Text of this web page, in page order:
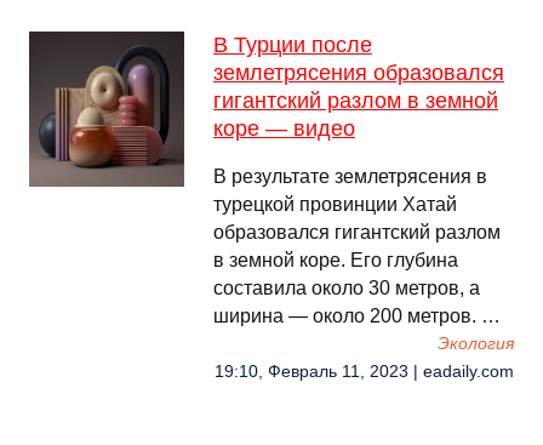
В Турции после
землетрясения образовался
гигантский разлом в земной
коре — видео
В результате землетрясения в
турецкой провинции Хатай
образовался гигантский разлом
в земной коре. Его глубина
составила около 30 метров, а
ширина — около 200 метров. …
Экология
19:10, Февраль 11, 2023 | eadaily.com